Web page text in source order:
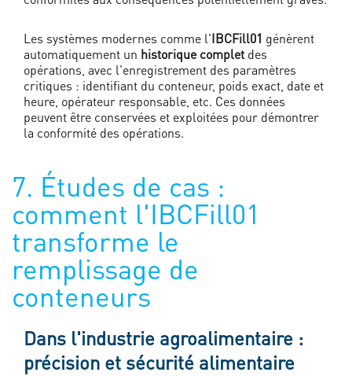
Les systèmes modernes comme l'IBCFill01 génèrent
automatiquement un historique completdes
opérations, avec l'enregistrement des paramètres
critiques : identifiant du conteneur, poids exact, date et
heure, opérateur responsable, etc. Ces données
peuvent être conservées et exploitées pour démontrer
la conformité des opérations.
7. Études de cas :
comment l'IBCFill01
transforme le
remplissage de
conteneurs
Dans l'industrie agroalimentaire :
précision et sécurité alimentaire